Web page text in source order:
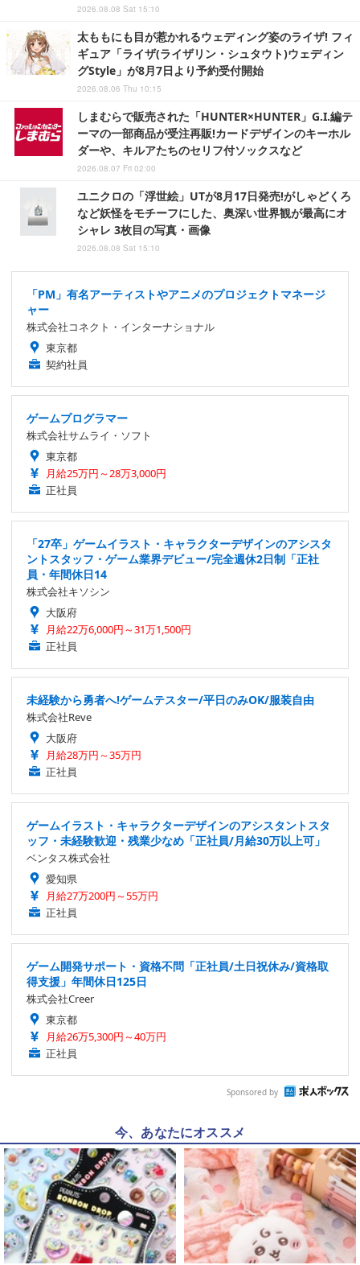
2026.08.08 Sat 15:10
太ももにも目が惹かれるウェディング姿のライザ! フィ
ギュア「ライザ(ライザリン・シュタウト)ウェディン
グStyle」が8月7日より予約受付開始
2026.08.06 Thu 10:15
しまむらで販売された「HUNTER×HUNTER」G.I.編テ
ーマの一部商品が受注再販!カードデザインのキーホル
ダーや、キルアたちのセリフ付ソックスなど
2026.08.07 Fri 02:00
ユニクロの「浮世絵」UTが8月17日発売!がしゃどくろ
など妖怪をモチーフにした、奥深い世界観が最高にオ
シャレ 3枚目の写真・画像
2026.08.08 Sat 15:10
「PM」有名アーティストやアニメのプロジェクトマネージ
ャー
株式会社コネクト・インターナショナル
東京都
契約社員
ゲームプログラマー
株式会社サムライ・ソフト
東京都
月給25万円～28万3,000円
正社員
「27卒」ゲームイラスト・キャラクターデザインのアシスタ
ントスタッフ・ゲーム業界デビュー/完全週休2日制「正社
員・年間休日14
株式会社キソシン
大阪府
月給22万6,000円～31万1,500円
正社員
未経験から勇者へ!ゲームテスター/平日のみOK/服装自由
株式会社Reve
大阪府
月給28万円～35万円
正社員
ゲームイラスト・キャラクターデザインのアシスタントスタ
ッフ・未経験歓迎・残業少なめ「正社員/月給30万以上可」
ベンタス株式会社
愛知県
月給27万200円～55万円
正社員
ゲーム開発サポート・資格不問「正社員/土日祝休み/資格取
得支援」年間休日125日
株式会社Creer
東京都
月給26万5,300円～40万円
正社員
Sponsored by
今、あなたにオススメ